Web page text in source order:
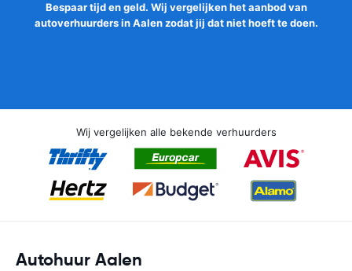
Bespaar tijd en geld. Wij vergelijken het aanbod van
autoverhuurders in Aalen zodat jij dat niet hoeft te doen.
Wij vergelijken alle bekende verhuurders
Autohuur Aalen